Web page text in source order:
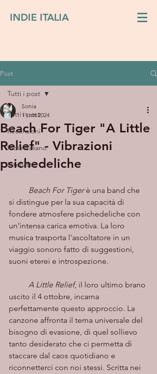
INDIE ITALIA
Post
Tutti i post
Recensioni
Indie italiano
Interviste
Tutti i post
Beach For Tiger "A Little
Relief" - Vibrazioni
psichedeliche
Sonia
11 ott 2024
Beach For Tiger è una band che
si distingue per la sua capacità di
fondere atmosfere psichedeliche con
un'intensa carica emotiva. La loro
musica trasporta l'ascoltatore in un
viaggio sonoro fatto di suggestioni,
suoni eterei e introspezione.
A Little Relief, il loro ultimo brano
uscito il 4 ottobre, incarna
perfettamente questo approccio. La
canzone affronta il tema universale del
bisogno di evasione, di quel sollievo
tanto desiderato che ci permetta di
staccare dal caos quotidiano e
riconnetterci con noi stessi. Scritta nei